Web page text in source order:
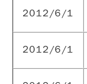
2012/6/1
2012/6/1